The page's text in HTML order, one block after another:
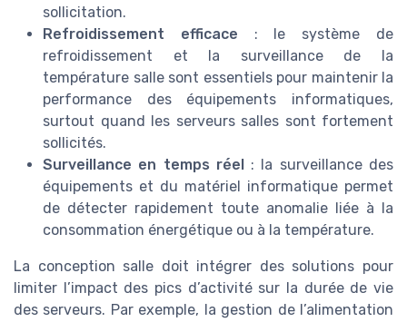
sollicitation.
Refroidissement efficace : le système de
refroidissement et la surveillance de la
température salle sont essentiels pour maintenir la
performance des équipements informatiques,
surtout quand les serveurs salles sont fortement
sollicités.
Surveillance en temps réel
: la surveillance des
équipements et du matériel informatique permet
de détecter rapidement toute anomalie liée à la
consommation énergétique ou à la température.
La conception salle doit intégrer des solutions pour
limiter l’impact des pics d’activité sur la durée de vie
des serveurs. Par exemple, la gestion de l’alimentation